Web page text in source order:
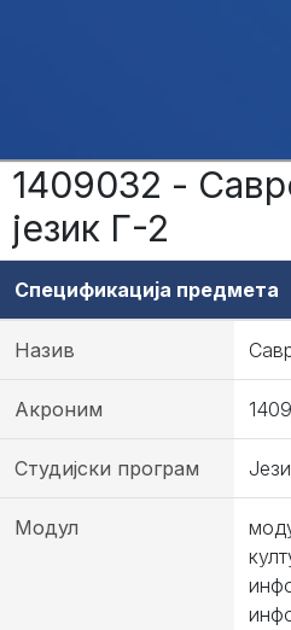
1409032 -
језик Г-2
Спецификација предмета
Назив
Акроним
Студијски програм
Модул